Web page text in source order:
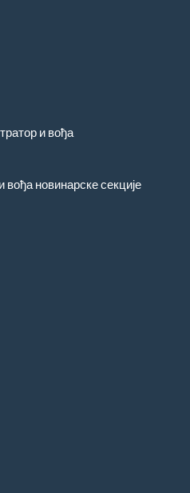
и вођа
вођа новинарске секције